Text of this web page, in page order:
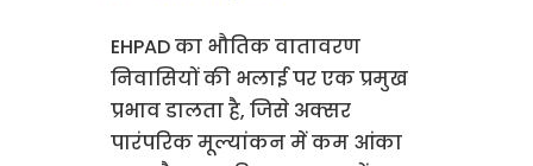
EHPAD का भौतिक वातावरण
निवासियों की भलाई पर एक प्रमुख
प्रभाव डालता है, जिसे अक्सर
पारंपरिक मूल्यांकन में कम आंका